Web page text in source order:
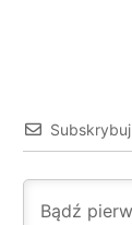
Subskrybuj